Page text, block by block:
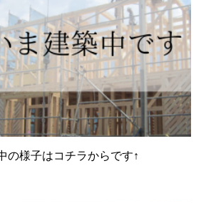
の様子はコチラからです↑